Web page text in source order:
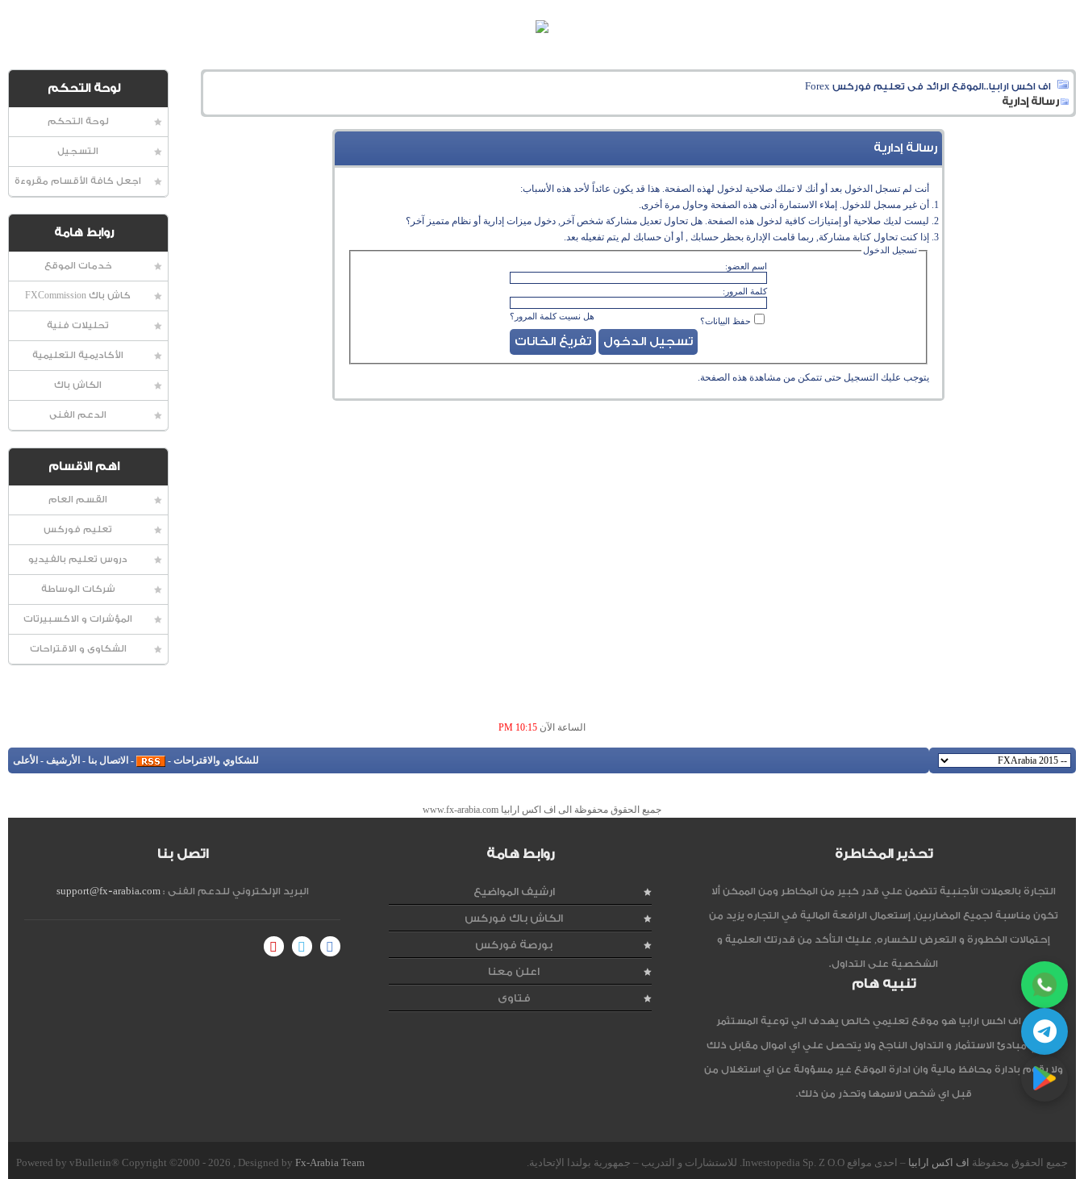
لوحة التحكم
لوحة التحكم
التسجيل
اجعل كافة الأقسام مقروءة
روابط هامة
خدمات الموقع
كاش باك FXCommission
تحليلات فنية
الأكاديمية التعليمية
الكاش باك
الدعم الفنى
اهم الاقسام
القسم العام
تعليم فوركس
دروس تعليم بالفيديو
شركات الوساطة
المؤشرات و الاكسبيرتات
الشكاوى و الاقتراحات
اف اكس ارابيا..الموقع الرائد فى تعليم فوركس Forex
رسالة إدارية
رسالة إدارية
أنت لم تسجل الدخول بعد أو أنك لا تملك صلاحية لدخول لهذه الصفحة. هذا قد يكون عائداً لأحد هذه الأسباب:
أن غير مسجل للدخول. إملاء الاستمارة أدنى هذه الصفحة وحاول مرة أخرى.
ليست لديك صلاحية أو إمتيازات كافية لدخول هذه الصفحة. هل تحاول تعديل مشاركة شخص آخر, دخول ميزات إدارية أو نظام متميز آخر؟
إذا كنت تحاول كتابة مشاركة, ربما قامت الإدارة بحظر حسابك , أو أن حسابك لم يتم تفعيله بعد.
تسجيل الدخول
اسم العضو:
كلمة المرور:
هل نسيت كلمة المرور؟ حفظ البيانات؟
يتوجب عليكالتسجيل حتى تتمكن من مشاهدة هذه الصفحة.
الساعة الآن 10:15 PM
للشكاوي والاقتراحات -
- الاتصال بنا - الأرشيف - الأعلى
جميع الحقوق محفوظة الى اف اكس ارابيا www.fx-arabia.com
تحذير المخاطرة
التجارة بالعملات الأجنبية تتضمن علي قدر كبير من المخاطر ومن الممكن ألا
تكون مناسبة لجميع المضاربين, إستعمال الرافعة المالية في التجاره يزيد من
إحتمالات الخطورة و التعرض للخساره, عليك التأكد من قدرتك العلمية و
الشخصية على التداول.
تنبيه هام
موقع اف اكس ارابيا هو موقع تعليمي خالص يهدف الي توعية المستثمر
العربي مبادئ الاستثمار و التداول الناجح ولا يتحصل علي اي اموال مقابل ذلك
ولا يقوم بادارة محافظ مالية وان ادارة الموقع غير مسؤولة عن اي استغلال من
قبل اي شخص لاسمها وتحذر من ذلك.
روابط هامة
ارشيف المواضيع
الكاش باك فوركس
بورصة فوركس
اعلن معنا
فتاوى
اتصل بنا
البريد الإلكتروني للدعم الفنى :support@fx-arabia.com
جميع الحقوق محفوظة اف اكس ارابيا – احدى مواقع Inwestopedia Sp. Z O.O. للاستشارات و التدريب – جمهورية بولندا الإتحادية. Powered by vBulletin® Copyright ©2000 - 2026 , Designed by Fx-Arabia Team